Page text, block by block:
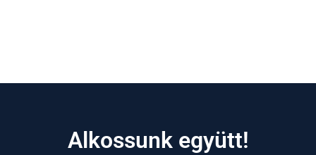
Alkossunk együtt!